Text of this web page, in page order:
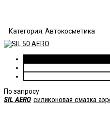
Категория: Автокосметика
По запросу
SIL AERO силиконовая смазка